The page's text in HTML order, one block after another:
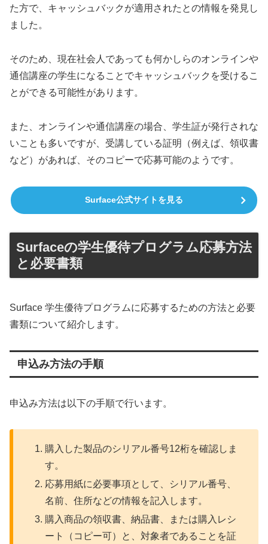
た方で、キャッシュバックが適用されたとの情報を発見し
ました。
そのため、現在社会人であっても何かしらのオンラインや
通信講座の学生になることでキャッシュバックを受けるこ
とができる可能性があります。
また、オンラインや通信講座の場合、学生証が発行されな
いことも多いですが、受講している証明（例えば、領収書
など）があれば、そのコピーで応募可能のようです。
Surface公式サイトを見る
Surfaceの学生優待プログラム応募方法
と必要書類
Surface 学生優待プログラムに応募するための方法と必要
書類について紹介します。
申込み方法の手順
申込み方法は以下の手順で行います。
購入した製品のシリアル番号12桁を確認しま
す。
応募用紙に必要事項として、シリアル番号、
名前、住所などの情報を記入します。
購入商品の領収書、納品書、または購入レシ
ート（コピー可）と、対象者であることを証